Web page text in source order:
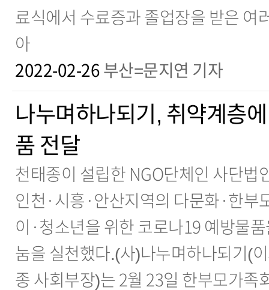
료식에서 수료증과 졸업장을 받은 여
아
2022-02-26 부산=문지연 기자
나누며하나되기, 취약계층
품 전달
천태종이 설립한 NGO단체인 사단법
인천·시흥·안산지역의 다문화·한부
이·청소년을 위한 코로나19 예방물
눔을 실천했다.(사)나누며하나되기(
종 사회부장)는 2월 23일 한부모가족